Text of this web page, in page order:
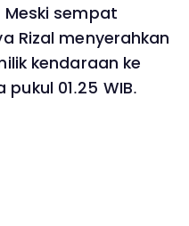
sempat
Rizal menyerahkan
kendaraan ke
01.25 WIB.